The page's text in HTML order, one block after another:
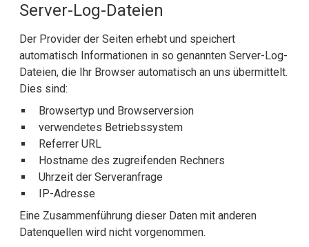
Server-Log-Dateien
Der Provider der Seiten erhebt und speichert
automatisch Informationen in so genannten Server-Log-
Dateien, die Ihr Browser automatisch an uns übermittelt.
Dies sind:
Browsertyp und Browserversion
verwendetes Betriebssystem
Referrer URL
Hostname des zugreifenden Rechners
Uhrzeit der Serveranfrage
IP-Adresse
Eine Zusammenführung dieser Daten mit anderen
Datenquellen wird nicht vorgenommen.